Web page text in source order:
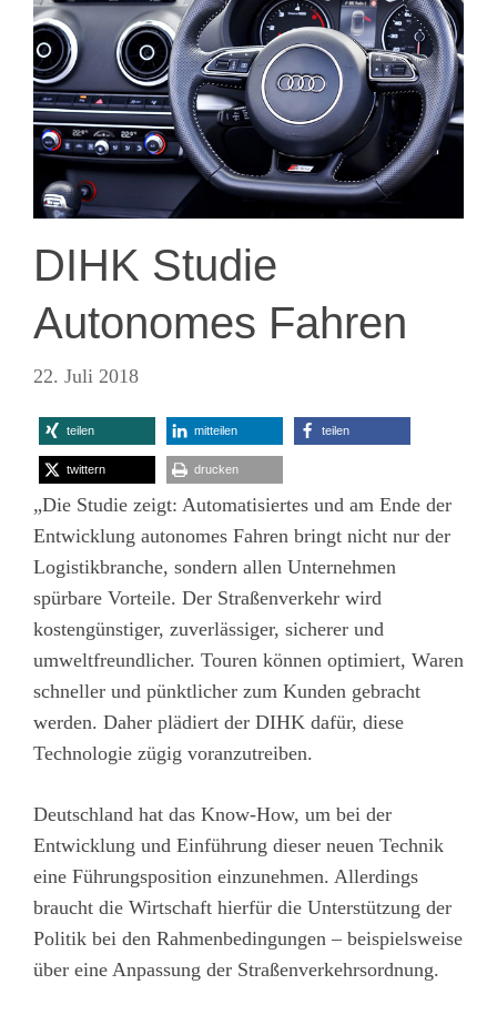
DIHK Studie
Autonomes Fahren
22. Juli 2018
teilen mitteilen teilen
twittern drucken
„Die Studie zeigt: Automatisiertes und am Ende der
Entwicklung autonomes Fahren bringt nicht nur der
Logistikbranche, sondern allen Unternehmen
spürbare Vorteile. Der Straßenverkehr wird
kostengünstiger, zuverlässiger, sicherer und
umweltfreundlicher. Touren können optimiert, Waren
schneller und pünktlicher zum Kunden gebracht
werden. Daher plädiert der DIHK dafür, diese
Technologie zügig voranzutreiben.
Deutschland hat das Know-How, um bei der
Entwicklung und Einführung dieser neuen Technik
eine Führungsposition einzunehmen. Allerdings
braucht die Wirtschaft hierfür die Unterstützung der
Politik bei den Rahmenbedingungen – beispielsweise
über eine Anpassung der Straßenverkehrsordnung.